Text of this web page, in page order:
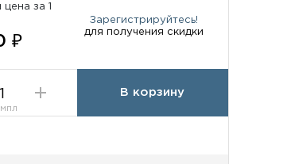
цена за 1
₽
Зарегистрируйтесь!
для получения скидки
В корзину